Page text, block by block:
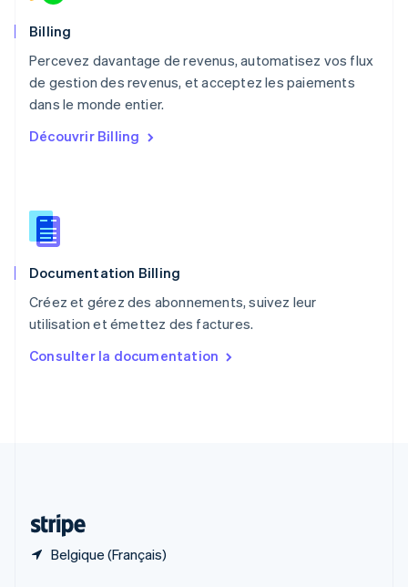
Billing
Percevez davantage de revenus, automatisez vos flux
de gestion des revenus, et acceptez les paiements
dans le monde entier.
Découvrir Billing
Documentation Billing
Créez et gérez des abonnements, suivez leur
utilisation et émettez des factures.
Consulter la documentation
Belgique (Français)
Nouvelle-Zélande
English
NederlandsEnglish
Pologne
English
Português English
English
Roumanie
Royaume-Uni
Singapour
English 简体中文
English